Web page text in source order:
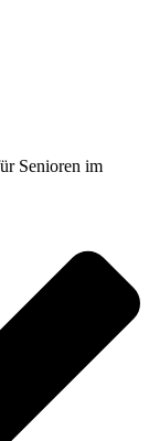
Senioren im